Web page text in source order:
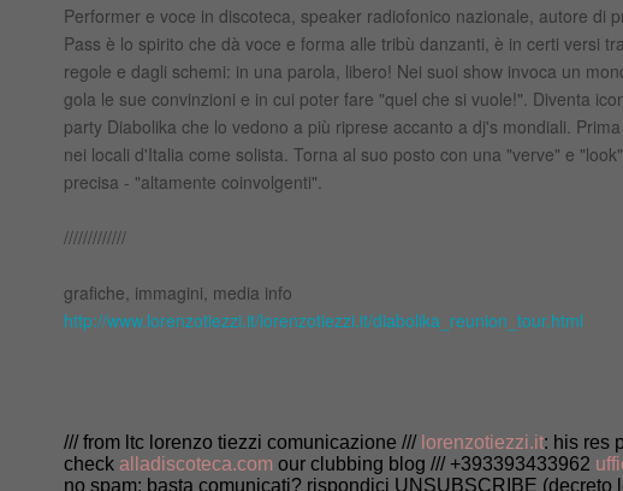
Performer e voce in discoteca, speaker radiofonico nazionale, autore di
Pass è lo spirito che dà voce e forma alle tribù danzanti, è in certi versi
regole e dagli schemi: in una parola, libero! Nei suoi show invoca un
gola le sue convinzioni e in cui poter fare "quel che si vuole!". Diventa
party Diabolika che lo vedono a più riprese accanto a dj's mondiali.
nei locali d'Italia come solista. Torna al suo posto con una "verve" e
precisa - "altamente coinvolgenti".
/////////////
grafiche, immagini, media info
http://www.lorenzotiezzi.it/lorenzotiezzi.it/diabolika_reunion_tour.html
/// from ltc lorenzo tiezzi comunicazione /// lorenzotiezzi.it: his res
check alladiscoteca.com our clubbing blog /// +393393433962
no spam: basta comunicati? rispondici UNSUBSCRIBE (decreto